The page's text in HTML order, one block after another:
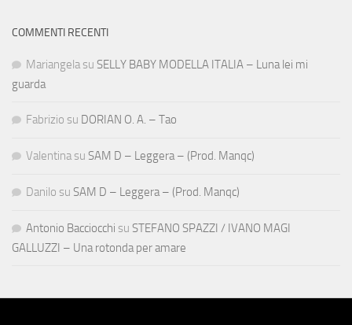
COMMENTI RECENTI
Mariangela su SELLY BABY MODELLA ITALIA – Luna lei mi
guarda
Fabrizio su DORIAN O. A. – Tao
Valentina su SAM D – Leggera – (Prod. Manqc)
Danilo su SAM D – Leggera – (Prod. Manqc)
Antonio Bacciocchi su STEFANO SPAZZI / IVANO MAGI
GALLUZZI – Una rotonda per amare